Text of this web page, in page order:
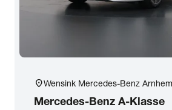
location_onWensink Mercedes-Benz Arnhem
Mercedes-Benz A-Klasse